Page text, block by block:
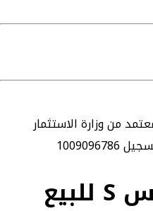
من وزارة الاستثمار
سيارات مرسيدس S للبيع